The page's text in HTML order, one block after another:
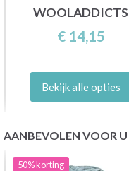
WOOLADDICTS
€ 14,15
Bekijk alle opties
AANBEVOLEN VOOR U
50%korting